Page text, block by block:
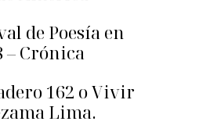
de Poesía en
– Crónica
162 o Vivir
Lima.